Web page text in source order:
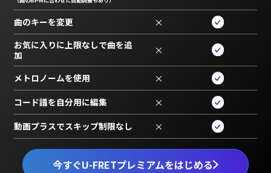
今すぐU-FRETプレミアムをはじめる
曲のキーを変更 ×
お気に入りに上限なしで曲を追
加
×
メトロノームを使用 ×
コード譜を自分用に編集 ×
動画プラスでスキップ制限なし ×